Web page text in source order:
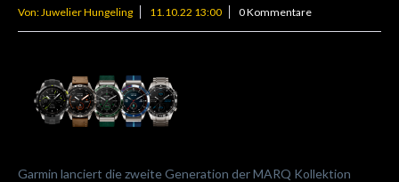
Von: Juwelier Hungeling 11.10.22 13:00 0 Kommentare
Garmin lanciert die zweite Generation der MARQ Kollektion